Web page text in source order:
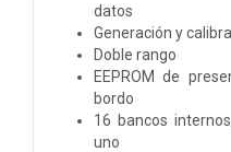
datos
Generación y
Doble rango
EEPROM de
bordo
16 bancos
uno